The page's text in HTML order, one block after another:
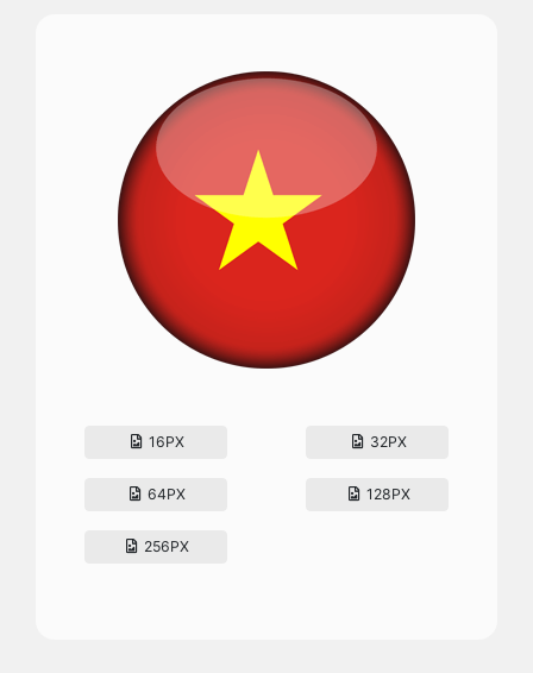
16PX 32PX
64PX 128PX
256PX